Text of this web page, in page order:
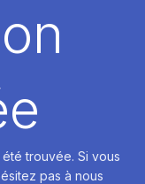
trouvée. Si vous
pas à nous